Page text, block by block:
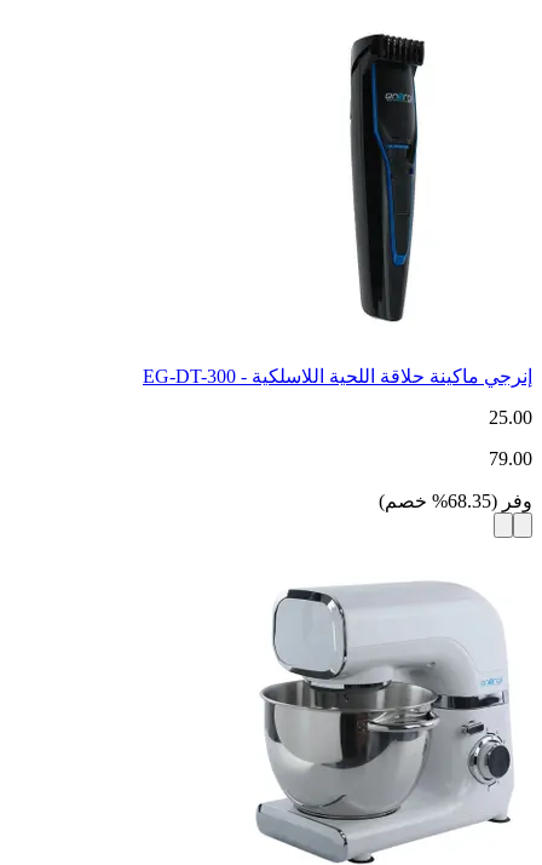
إنرجي ماكينة حلاقة اللحية اللاسلكية - EG-DT-300
25.00
79.00
وفر (
68.35
% خصم)